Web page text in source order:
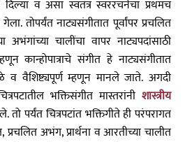
दिल्या व असा स्वतंत्र स्वररचनेचा प्रथमच
तोपर्यंत नाट्यसंगीतात पूर्वांपर प्रचलित
अभंगांच्या चालींचा वापर नाट्यपदांसाठी
कान्होपात्राचे संगीत हे नाट्यसंगीतात
व वैशिष्ट्यपूर्ण म्हणून मानले जाते. अगदी
भक्तिसंगीत मास्तरांनी शास्त्रीय
पर्यंत चित्रपटांत भक्तिगीते ही परंपरागत
प्रचलित अभंग, प्रार्थना व आरतीच्या चालीत